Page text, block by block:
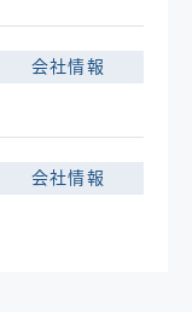
会社情報
会社情報